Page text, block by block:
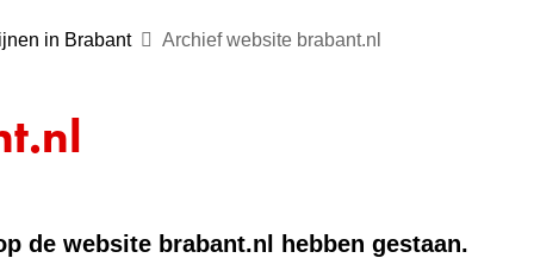
in Brabant Archief website brabant.nl
de website brabant.nl hebben gestaan.